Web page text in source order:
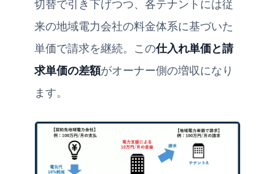
切替で引き下げつつ、各テナントには従
来の地域電力会社の料金体系に基づいた
単価で請求を継続。この仕入れ単価と請
求単価の差額がオーナー側の増収になり
ます。